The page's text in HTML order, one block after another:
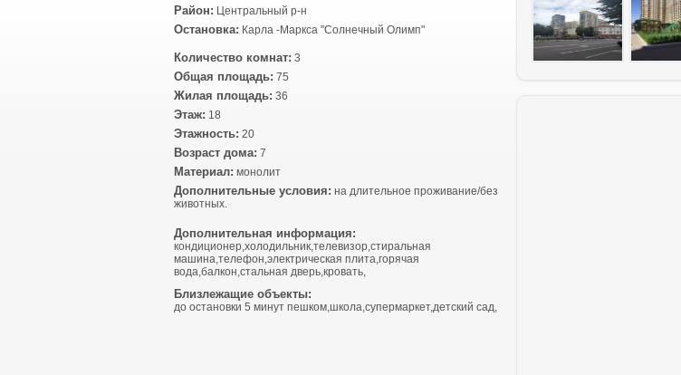
Район: Центральный р-н
Остановка: Карла -Маркса "Солнечный Олимп"
Количество комнат: 3
Общая площадь: 75
Жилая площадь: 36
Этаж: 18
Этажность: 20
Возраст дома: 7
Материал: монолит
Дополнительные условия: на длительное проживание/без
животных.
Дополнительная информация:
кондиционер,холодильник,телевизор,стиральная
машина,телефон,электрическая плита,горячая
вода,балкон,стальная дверь,кровать,
Близлежащие объекты:
до остановки 5 минут пешком,школа,супермаркет,детский сад,